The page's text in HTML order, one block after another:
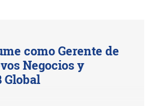
como Gerente de
Negocios y
Global